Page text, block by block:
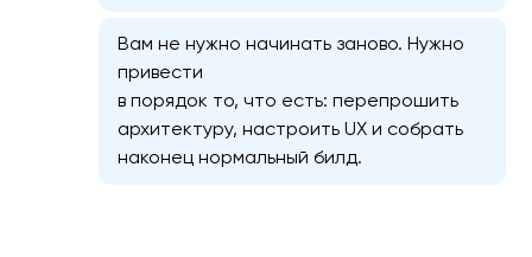
Вам не нужно начинать заново. Нужно
привести
в порядок то, что есть: перепрошить
архитектуру, настроить UX и собрать
наконец нормальный билд.